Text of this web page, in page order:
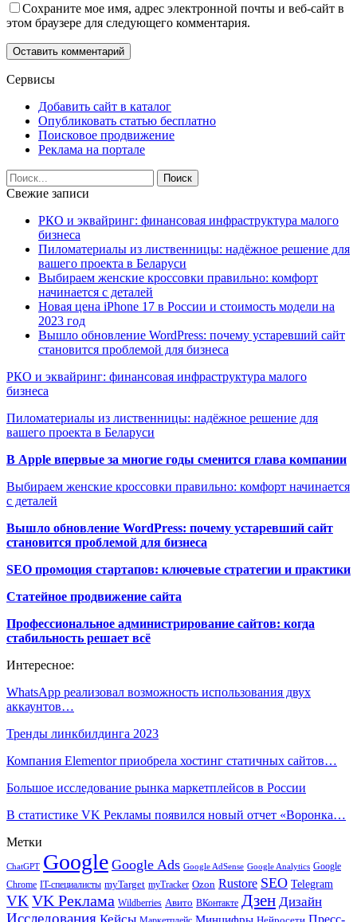
Сохраните мое имя, адрес электронной почты и веб-сайт в
этом браузере для следующего комментария.
Сервисы
Добавить сайт в каталог
Опубликовать статью бесплатно
Поисковое продвижение
Реклама на портале
Свежие записи
РКО и эквайринг: финансовая инфраструктура малого
бизнеса
Пиломатериалы из лиственницы: надёжное решение для
вашего проекта в Беларуси
Выбираем женские кроссовки правильно: комфорт
начинается с деталей
Новая цена iPhone 17 в России и стоимость модели на
2023 год
Вышло обновление WordPress: почему устаревший сайт
становится проблемой для бизнеса
РКО и эквайринг: финансовая инфраструктура малого
бизнеса
Пиломатериалы из лиственницы: надёжное решение для
вашего проекта в Беларуси
В Apple впервые за многие годы сменится глава компании
Выбираем женские кроссовки правильно: комфорт начинается
с деталей
Вышло обновление WordPress: почему устаревший сайт
становится проблемой для бизнеса
SEO промоция стартапов: ключевые стратегии и практики
Статейное продвижение сайта
Профессиональное администрирование сайтов: когда
стабильность решает всё
Интересное:
WhatsApp реализовал возможность использования двух
аккаунтов…
Тренды линкбилдинга 2023
Компания Elementor приобрела хостинг статичных сайтов…
Большое исследование рынка маркетплейсов в России
В статистике VK Рекламы появился новый отчет «Воронка…
Метки
ChatGPT Google Google Ads Google AdSense Google Analytics Google
Chrome IT-специалисты myTarget myTracker Ozon Rustore SEO Telegram
VK VK Реклама Wildberries Авито ВКонтакте Дзен Дизайн
Исследования Пресс-